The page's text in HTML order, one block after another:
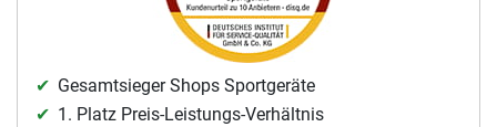
Gesamtsieger Shops Sportgeräte
1. Platz Preis-Leistungs-Verhältnis